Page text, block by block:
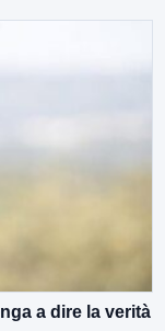
a dire la verità